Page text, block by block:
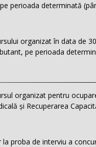
perioada determinată
organizat în data de
pe perioada
organizat pentru
și Recuperarea
proba de interviu a